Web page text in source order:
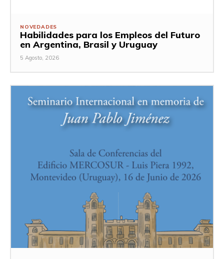
NOVEDADES
Habilidades para los Empleos del Futuro
en Argentina, Brasil y Uruguay
5 Agosto, 2026